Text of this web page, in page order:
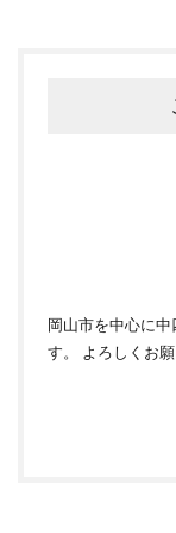
岡山市を中心に
す。 よろしくお願